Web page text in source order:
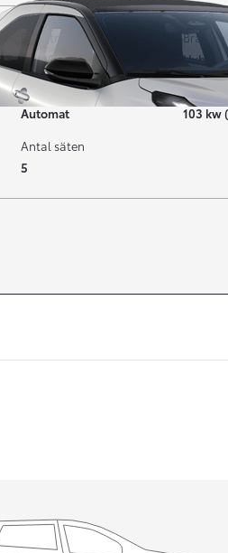
Registrerad
04-2024
Bränsle
Hybrid
Växellåda
Automat
Effekt
103 kw
Antal säten
5